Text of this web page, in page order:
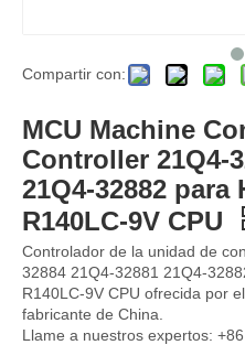
Compartir con:
MCU Machine
Controller 21Q4-
21Q4-32882 para
R140LC-9V CPU
Controlador de la unidad de
32884 21Q4-32881 21Q4-
R140LC-9V CPU ofrecida por
fabricante de China.
Llame a nuestros expertos: